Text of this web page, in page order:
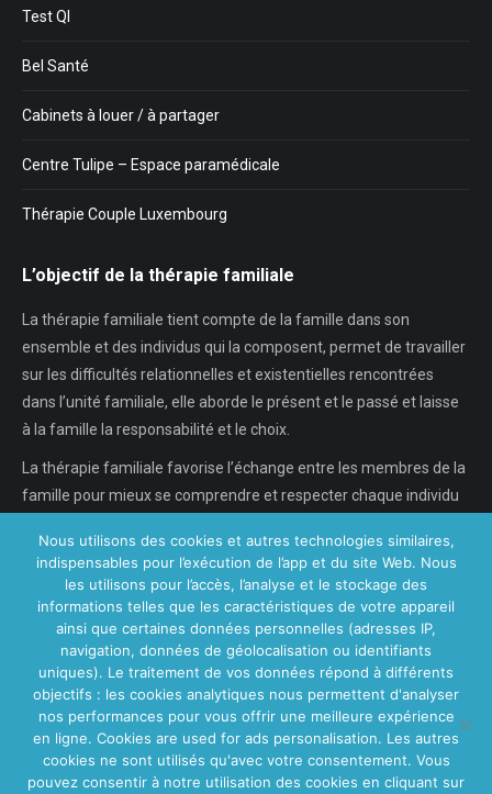
Test QI
Bel Santé
Cabinets à louer / à partager
Centre Tulipe – Espace paramédicale
Thérapie Couple Luxembourg
L’objectif de la thérapie familiale
La thérapie familiale tient compte de la famille dans son
ensemble et des individus qui la composent, permet de travailler
sur les difficultés relationnelles et existentielles rencontrées
dans l’unité familiale, elle aborde le présent et le passé et laisse
à la famille la responsabilité et le choix.
La thérapie familiale favorise l’échange entre les membres de la
famille pour mieux se comprendre et respecter chaque individu
En savoir plus...
Nos Centres
Centre VitaPsy Bruxelles
Nous utilisons des cookies et autres technologies similaires,
indispensables pour l’exécution de l’app et du site Web. Nous
les utilisons pour l’accès, l’analyse et le stockage des
informations telles que les caractéristiques de votre appareil
ainsi que certaines données personnelles (adresses IP,
navigation, données de géolocalisation ou identifiants
uniques). Le traitement de vos données répond à différents
objectifs : les cookies analytiques nous permettent d'analyser
nos performances pour vous offrir une meilleure expérience
en ligne. Cookies are used for ads personalisation. Les autres
cookies ne sont utilisés qu'avec votre consentement. Vous
pouvez consentir à notre utilisation des cookies en cliquant sur